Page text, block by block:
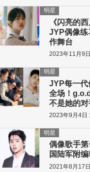
《闪亮的
JYP偶像练
作舞台
明星
2023年11月9
JYP每一代
全场！
不是她的对
明星
2023年9月4日
偶像歌手
国陆军附
明星
2021年8月17